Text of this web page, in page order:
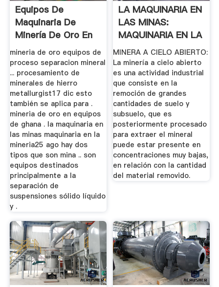
Equipos De
Maquinaria De
Minería De Oro En
La México
mineria de oro equipos de
proceso separacion mineral
... procesamiento de
minerales de hierro
metallurgist17 dic esto
también se aplica para .
mineria de oro en equipos
de ghana . la maquinaria en
las minas maquinaria en la
mineria25 ago hay dos
tipos que son mina .. son
equipos destinados
principalmente a la
separación de
suspensiones sólido líquido
y .
LA MAQUINARIA EN
LAS MINAS:
MAQUINARIA EN LA
MINERIA
MINERA A CIELO ABIERTO:
La minería a cielo abierto
es una actividad industrial
que consiste en la
remoción de grandes
cantidades de suelo y
subsuelo, que es
posteriormente procesado
para extraer el mineral
puede estar presente en
concentraciones muy bajas,
en relación con la cantidad
del material removido.